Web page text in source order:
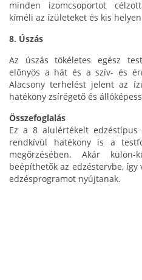
minden izomcsoportot
kíméli az ízületeket és kis
8. Úszás
Az úszás tökéletes egész
előnyös a hát és a szív- és
Alacsony terhelést jelent az
hatékony zsírégető és
Összefoglalás
Ez a 8 alulértékelt edzéstípus
rendkívül hatékony is a
megőrzésében. Akár
beépíthetők az edzéstervbe,
edzésprogramot nyújtanak.